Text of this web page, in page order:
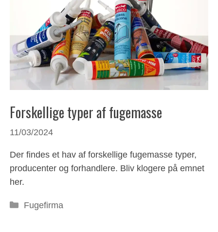
Forskellige typer af fugemasse
11/03/2024
Der findes et hav af forskellige fugemasse typer,
producenter og forhandlere. Bliv klogere på emnet
her.
Kategorier
Fugefirma